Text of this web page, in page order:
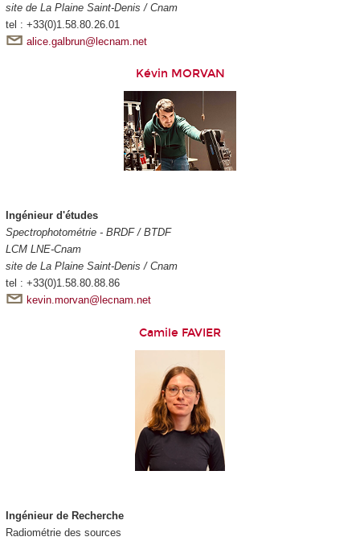
site de La Plaine Saint-Denis / Cnam
tel : +33(0)1.58.80.26.01
alice.galbrun@lecnam.net
Kévin MORVAN
Ingénieur d'études
Spectrophotométrie - BRDF / BTDF
LCM LNE-Cnam
site de La Plaine Saint-Denis / Cnam
tel : +33(0)1.58.80.88.86
kevin.morvan@lecnam.net
Camile FAVIER
Ingénieur de Recherche
Radiométrie des sources